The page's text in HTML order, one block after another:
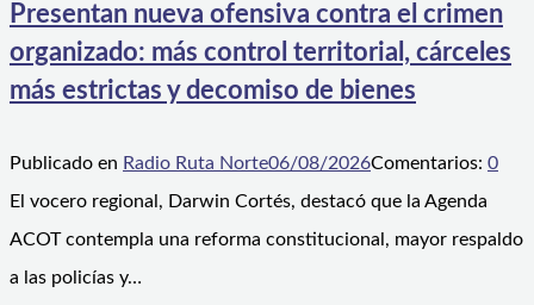
Presentan nueva ofensiva contra el crimen
organizado: más control territorial, cárceles
más estrictas y decomiso de bienes
Publicado en Radio Ruta Norte06/08/2026Comentarios: 0
El vocero regional, Darwin Cortés, destacó que la Agenda
ACOT contempla una reforma constitucional, mayor respaldo
a las policías y…